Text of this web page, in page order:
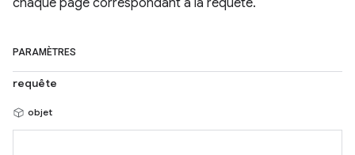
chaque page correspondant à la requête.
PARAMÈTRES
requête
objet